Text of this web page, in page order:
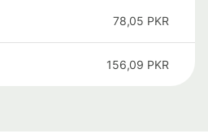
78,05 PKR
156,09 PKR